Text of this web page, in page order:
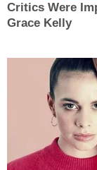
Critics Were
Grace Kelly